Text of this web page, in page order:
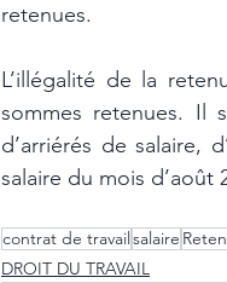
retenues.
L’illégalité de la
sommes retenues. Il
d’arriérés de salaire,
salaire du mois
contrat de travailsalaire
DROIT DU TRAVAIL